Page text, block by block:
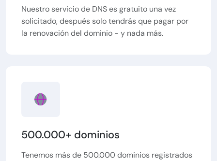
Nuestro servicio de DNS es gratuito una vez
solicitado, después solo tendrás que pagar por
la renovación del dominio - y nada más.
500.000+ dominios
Tenemos más de 500.000 dominios registrados